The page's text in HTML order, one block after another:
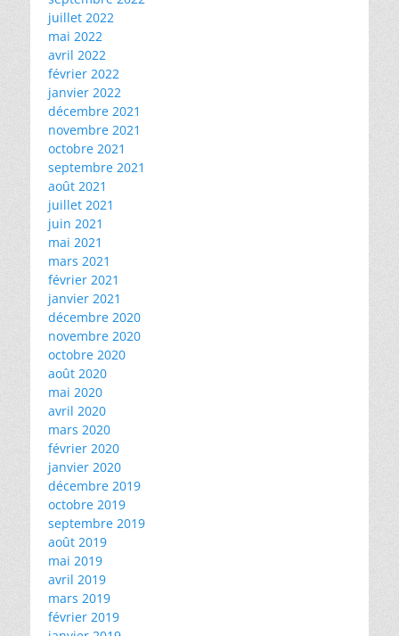
juillet 2022
mai 2022
avril 2022
février 2022
janvier 2022
décembre 2021
novembre 2021
octobre 2021
septembre 2021
août 2021
juillet 2021
juin 2021
mai 2021
mars 2021
février 2021
janvier 2021
décembre 2020
novembre 2020
octobre 2020
août 2020
mai 2020
avril 2020
mars 2020
février 2020
janvier 2020
décembre 2019
octobre 2019
septembre 2019
août 2019
mai 2019
avril 2019
mars 2019
février 2019